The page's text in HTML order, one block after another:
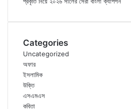
Categories
Uncategorized
অফার
ইসলামিক
উক্তি
এসএমএস
কবিতা